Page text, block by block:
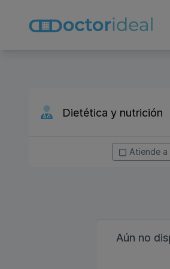
Atiende a
Aún no